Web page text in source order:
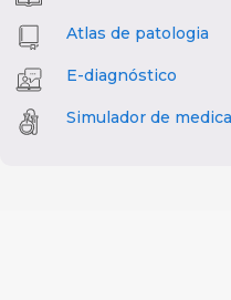
Atlas de patologia
E-diagnóstico
Simulador de